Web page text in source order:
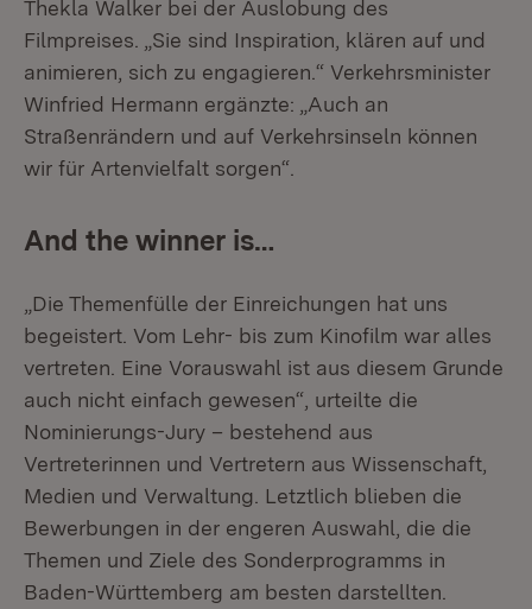
Thekla Walker bei der Auslobung des
Filmpreises. „Sie sind Inspiration, klären auf und
animieren, sich zu engagieren.“ Verkehrsminister
Winfried Hermann ergänzte: „Auch an
Straßenrändern und auf Verkehrsinseln können
wir für Artenvielfalt sorgen“.
And the winner is…
„Die Themenfülle der Einreichungen hat uns
begeistert. Vom Lehr- bis zum Kinofilm war alles
vertreten. Eine Vorauswahl ist aus diesem Grunde
auch nicht einfach gewesen“, urteilte die
Nominierungs-Jury – bestehend aus
Vertreterinnen und Vertretern aus Wissenschaft,
Medien und Verwaltung. Letztlich blieben die
Bewerbungen in der engeren Auswahl, die die
Themen und Ziele des Sonderprogramms in
Baden-Württemberg am besten darstellten.